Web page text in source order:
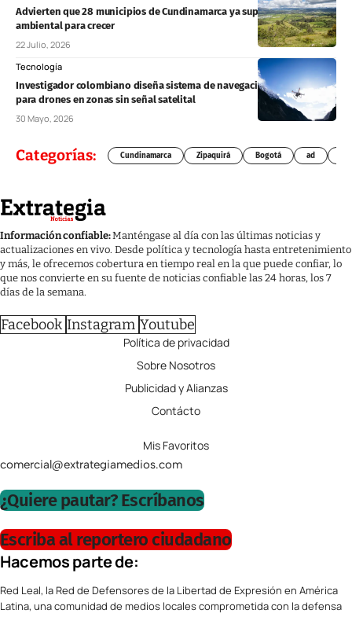
Advierten que 28 municipios de Cundinamarca ya superaron su límite
ambiental para crecer
22 Julio, 2026
Tecnología
Investigador colombiano diseña sistema de navegación autónoma
para drones en zonas sin señal satelital
30 Mayo, 2026
Categorías: Cundinamarca Zipaquirá Bogotá ad
Información confiable:Manténgase al día con las últimas noticias y
actualizaciones en vivo. Desde política y tecnología hasta entretenimiento
y más, le ofrecemos cobertura en tiempo real en la que puede confiar, lo
que nos convierte en su fuente de noticias confiable las 24 horas, los 7
días de la semana.
Facebook Instagram Youtube
Política de privacidad
Sobre Nosotros
Publicidad y Alianzas
Contácto
Mis Favoritos
comercial@extrategiamedios.com
¿Quiere pautar? Escríbanos
Escriba al reportero ciudadano
Hacemos parte de:
Red Leal, la Red de Defensores de la Libertad de Expresión en América
Latina, una comunidad de medios locales comprometida con la defensa